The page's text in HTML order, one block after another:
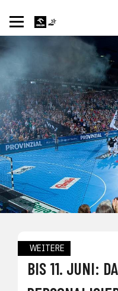
WEITERE
BIS 11. JUNI: